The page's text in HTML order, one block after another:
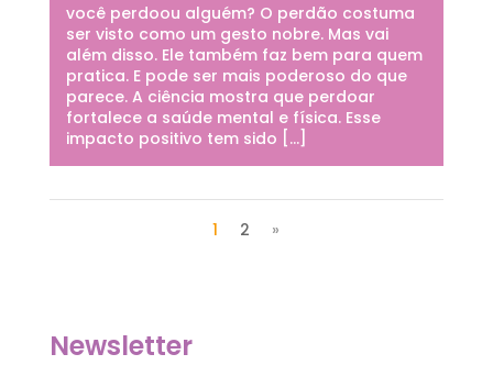
você perdoou alguém? O perdão costuma
ser visto como um gesto nobre. Mas vai
além disso. Ele também faz bem para quem
pratica. E pode ser mais poderoso do que
parece. A ciência mostra que perdoar
fortalece a saúde mental e física. Esse
impacto positivo tem sido […]
1 2 »
Newsletter